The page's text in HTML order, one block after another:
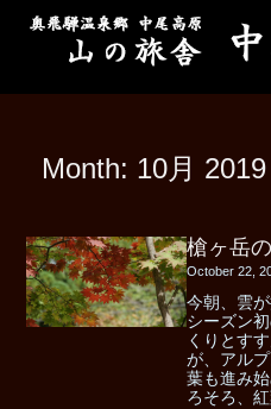
Month: 10月 2019
槍ヶ岳
October 22,
今朝、雲
シーズン
くりとす
が、アル
葉も進み
ろそろ、